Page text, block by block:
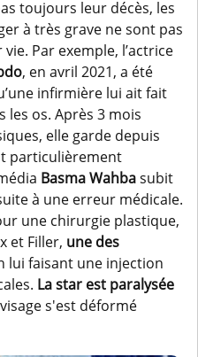
toujours leur décès, les
à très grave ne sont pas
Par exemple, l’actrice
, en avril 2021, a été
infirmière lui ait fait
les os. Après 3 mois
elle garde depuis
particulièrement
Basma Wahbasubit
à une erreur médicale.
une chirurgie plastique,
et Filler, une des
lui faisant une injection
La star est paralysée
s'est déformé